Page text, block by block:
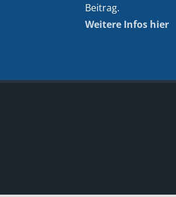
Beitrag.
Weitere Infos hier